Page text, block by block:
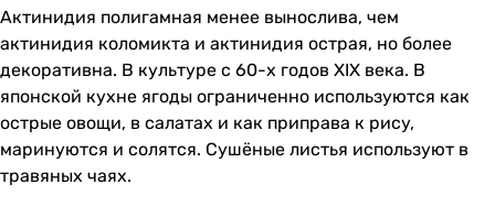
Актинидия полигамная менее вынослива, чем
актинидия коломикта и актинидия острая, но более
декоративна. В культуре с 60-х годов XIX века. В
японской кухне ягоды ограниченно используются как
острые овощи, в салатах и как приправа к рису,
маринуются и солятся. Сушёные листья используют в
травяных чаях.